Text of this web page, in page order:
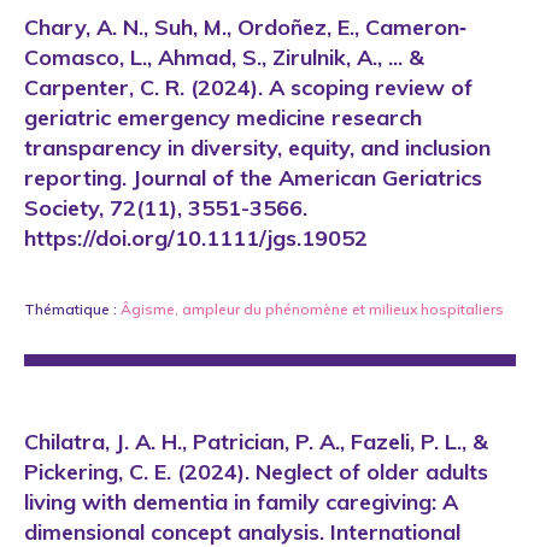
Chary, A. N., Suh, M., Ordoñez, E., Cameron‐
Comasco, L., Ahmad, S., Zirulnik, A., ... &
Carpenter, C. R. (2024). A scoping review of
geriatric emergency medicine research
transparency in diversity, equity, and inclusion
reporting. Journal of the American Geriatrics
Society, 72(11), 3551-3566.
https://doi.org/10.1111/jgs.19052
Thématique : Âgisme, ampleur du phénomène et milieux hospitaliers
Chilatra, J. A. H., Patrician, P. A., Fazeli, P. L., &
Pickering, C. E. (2024). Neglect of older adults
living with dementia in family caregiving: A
dimensional concept analysis. International